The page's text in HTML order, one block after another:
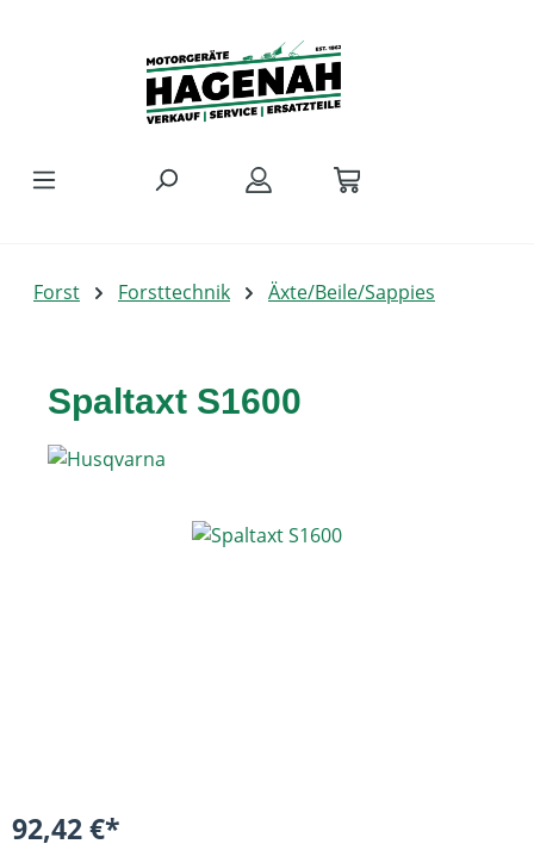
Forst Forsttechnik Äxte/Beile/Sappies
Spaltaxt S1600
Bildergalerie überspringen
92,42 €*